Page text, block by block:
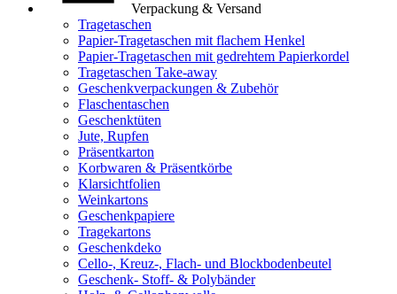
Verpackung & Versand
Tragetaschen
Papier-Tragetaschen mit flachem Henkel
Papier-Tragetaschen mit gedrehtem Papierkordel
Tragetaschen Take-away
Geschenkverpackungen & Zubehör
Flaschentaschen
Geschenktüten
Jute, Rupfen
Präsentkarton
Korbwaren & Präsentkörbe
Klarsichtfolien
Weinkartons
Geschenkpapiere
Tragekartons
Geschenkdeko
Cello-, Kreuz-, Flach- und Blockbodenbeutel
Geschenk- Stoff- & Polybänder